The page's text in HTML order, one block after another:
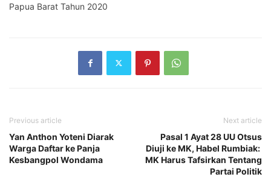
Papua Barat Tahun 2020
Previous article
Yan Anthon Yoteni Diarak
Warga Daftar ke Panja
Kesbangpol Wondama
Next article
Pasal 1 Ayat 28 UU Otsus
Diuji ke MK, Habel Rumbiak:
MK Harus Tafsirkan Tentang
Partai Politik